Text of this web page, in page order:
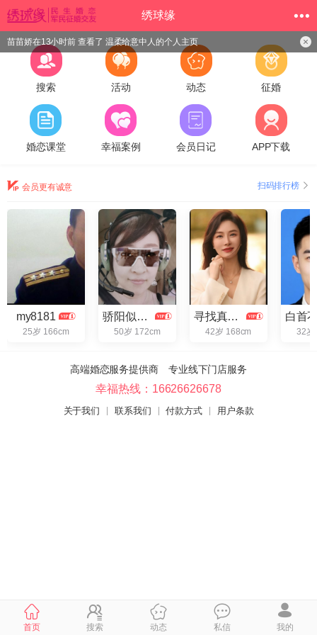
绣球缘
搜索 活动 动态 征婚
婚恋课堂 幸福案例 会员日记 APP下载
会员更有诚意 扫码排行榜
my8181
25岁 166cm
骄阳似火2025
50岁 172cm
寻找真爱云儿
42岁 168cm 32岁
高端婚恋服务提供商 专业线下门店服务
幸福热线：16626626678
关于我们 联系我们 付款方式 用户条款
首页 搜索 动态 私信 我的
苗苗娇在13小时前 查看了 温柔给意中人的个人主页